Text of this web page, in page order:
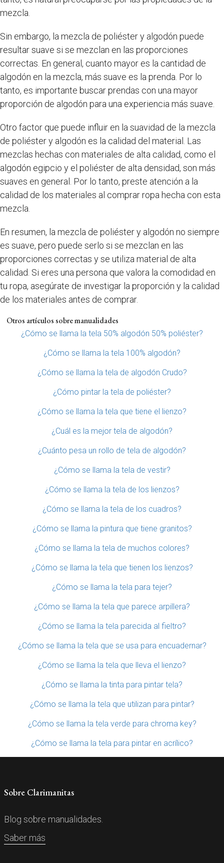
mezcla.
Sin embargo, la mezcla de poliéster y algodón puede
resultar suave si se mezclan en las proporciones
correctas. En general, cuanto mayor es la cantidad de
algodón en la mezcla, más suave es la prenda. Por lo
tanto, es importante buscar prendas con una mayor
proporción de algodón para una experiencia más suave.
Otro factor que puede influir en la suavidad de la mezcla
de poliéster y algodón es la calidad del material. Las
mezclas hechas con materiales de alta calidad, como el
algodón egipcio y el poliéster de alta densidad, son más
suaves en general. Por lo tanto, preste atención a la
calidad de los materiales al comprar ropa hecha con esta
mezcla.
En resumen, la mezcla de poliéster y algodón no siempre
es suave, pero puede serlo si se mezclan en las
proporciones correctas y se utiliza material de alta
calidad. Si eres una persona que valora la comodidad en
tu ropa, asegúrate de investigar la proporción y la calidad
de los materiales antes de comprar.
Otros artículos sobre manualidades
¿Cómo se llama la tela 50% algodón 50% poliéster?
¿Cómo se llama la tela 100% algodón?
¿Cómo se llama la tela de algodón Crudo?
¿Cómo pintar la tela de poliéster?
¿Cómo se llama la tela que tiene el lienzo?
¿Cuál es la mejor tela de algodón?
¿Cuánto pesa un rollo de tela de algodón?
¿Cómo se llama la tela de vestir?
¿Cómo se llama la tela de los lienzos?
¿Cómo se llama la tela de los cuadros?
¿Cómo se llama la pintura que tiene granitos?
¿Cómo se llama la tela de muchos colores?
¿Cómo se llama la tela que tienen los lienzos?
¿Cómo se llama la tela para tejer?
¿Cómo se llama la tela que parece arpillera?
¿Cómo se llama la tela parecida al fieltro?
¿Cómo se llama la tela que se usa para encuadernar?
¿Cómo se llama la tela que lleva el lienzo?
¿Cómo se llama la tinta para pintar tela?
¿Cómo se llama la tela que utilizan para pintar?
¿Cómo se llama la tela verde para chroma key?
¿Cómo se llama la tela para pintar en acrílico?
Sobre Clarimanitas
Blog sobre manualidades.
Saber más